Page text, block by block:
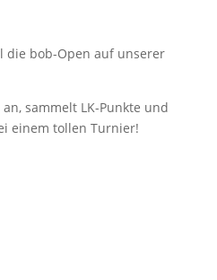
die bob-Open auf unserer
sammelt LK-Punkte und
einem tollen Turnier!